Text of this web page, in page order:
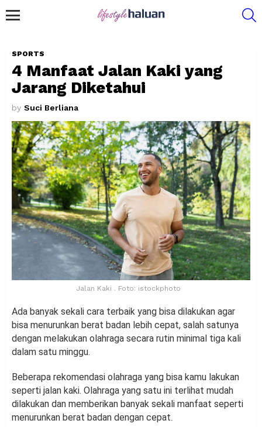
SPORTS
4 Manfaat Jalan Kaki yang
Jarang Diketahui
by Suci Berliana
Jalan Kaki . Foto: istockphoto
Ada banyak sekali cara terbaik yang bisa dilakukan agar
bisa menurunkan berat badan lebih cepat, salah satunya
dengan melakukan olahraga secara rutin minimal tiga kali
dalam satu minggu.
Beberapa rekomendasi olahraga yang bisa kamu lakukan
seperti jalan kaki. Olahraga yang satu ini terlihat mudah
dilakukan dan memberikan banyak sekali manfaat seperti
menurunkan berat badan dengan cepat.